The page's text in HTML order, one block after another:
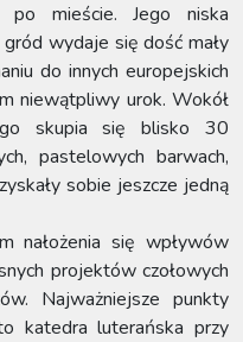
mieście. Jego niska
wydaje się dość mały
do innych europejskich
niewątpliwy urok. Wokół
skupia się blisko 30
pastelowych barwach,
sobie jeszcze jedną
nałożenia się wpływów
projektów czołowych
Najważniejsze punkty
katedra luterańska przy